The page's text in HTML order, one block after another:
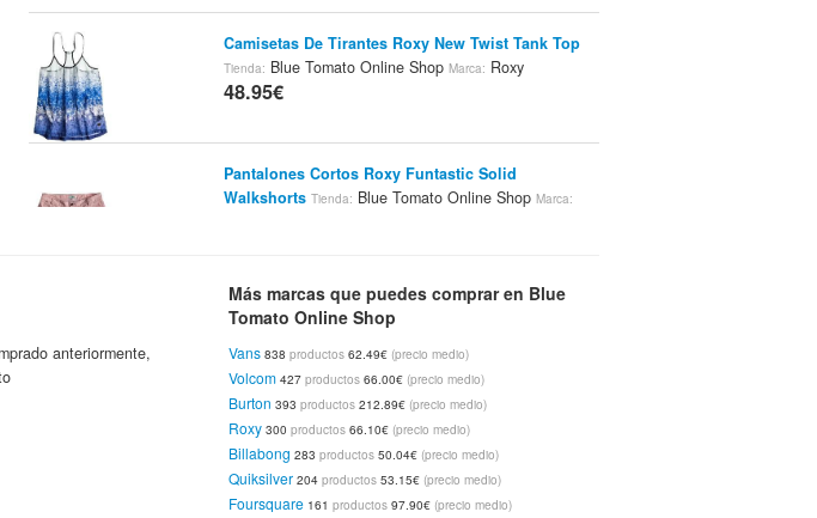
Camisetas De Tirantes Roxy New Twist Tank Top
Tienda: Blue Tomato Online Shop Marca: Roxy
48.95€
Pantalones Cortos Roxy Funtastic Solid
Walkshorts Tienda: Blue Tomato Online Shop Marca:
Bolsos De Mano Roxy Cocorosie Bag Bag Tienda:
Blue Tomato Online Shop
48.95€
Camisas Volcom Why Factor Plaid Shirt - Plum
Tienda:Blue Tomato Online ShopMarca:Volcom
49.46€
anteriormente,
Más marcas que puedes comprar en Blue
Tomato Online Shop
Vans 838productos 62.49€ (precio medio)
Volcom 427productos 66.00€ (precio medio)
Burton 393productos 212.89€ (precio medio)
Roxy 300productos 66.10€ (precio medio)
Billabong 283productos 50.04€ (precio medio)
Quiksilver 204productos 53.15€ (precio medio)
Foursquare 161productos 97.90€ (precio medio)